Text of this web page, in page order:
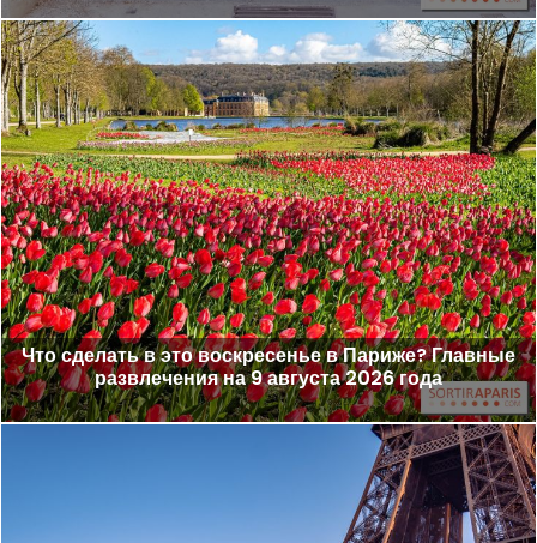
Что сделать в это воскресенье в Париже? Главные
развлечения на 9 августа 2026 года